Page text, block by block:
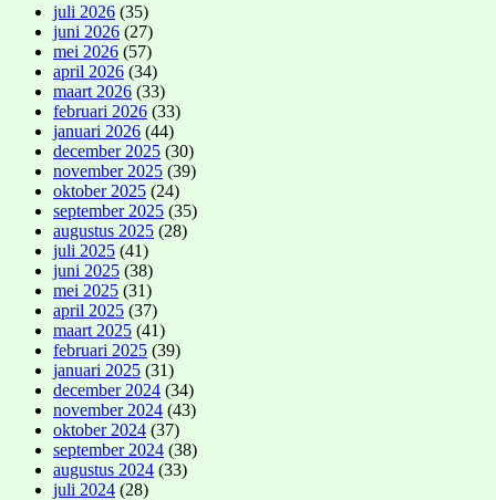
juli 2026 (35)
juni 2026 (27)
mei 2026 (57)
april 2026 (34)
maart 2026 (33)
februari 2026 (33)
januari 2026 (44)
december 2025 (30)
november 2025 (39)
oktober 2025 (24)
september 2025 (35)
augustus 2025 (28)
juli 2025 (41)
juni 2025 (38)
mei 2025 (31)
april 2025 (37)
maart 2025 (41)
februari 2025 (39)
januari 2025 (31)
december 2024 (34)
november 2024 (43)
oktober 2024 (37)
september 2024 (38)
augustus 2024 (33)
juli 2024 (28)